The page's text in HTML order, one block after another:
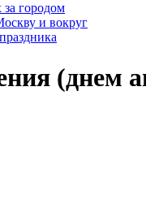
городом
и вокруг
(днем